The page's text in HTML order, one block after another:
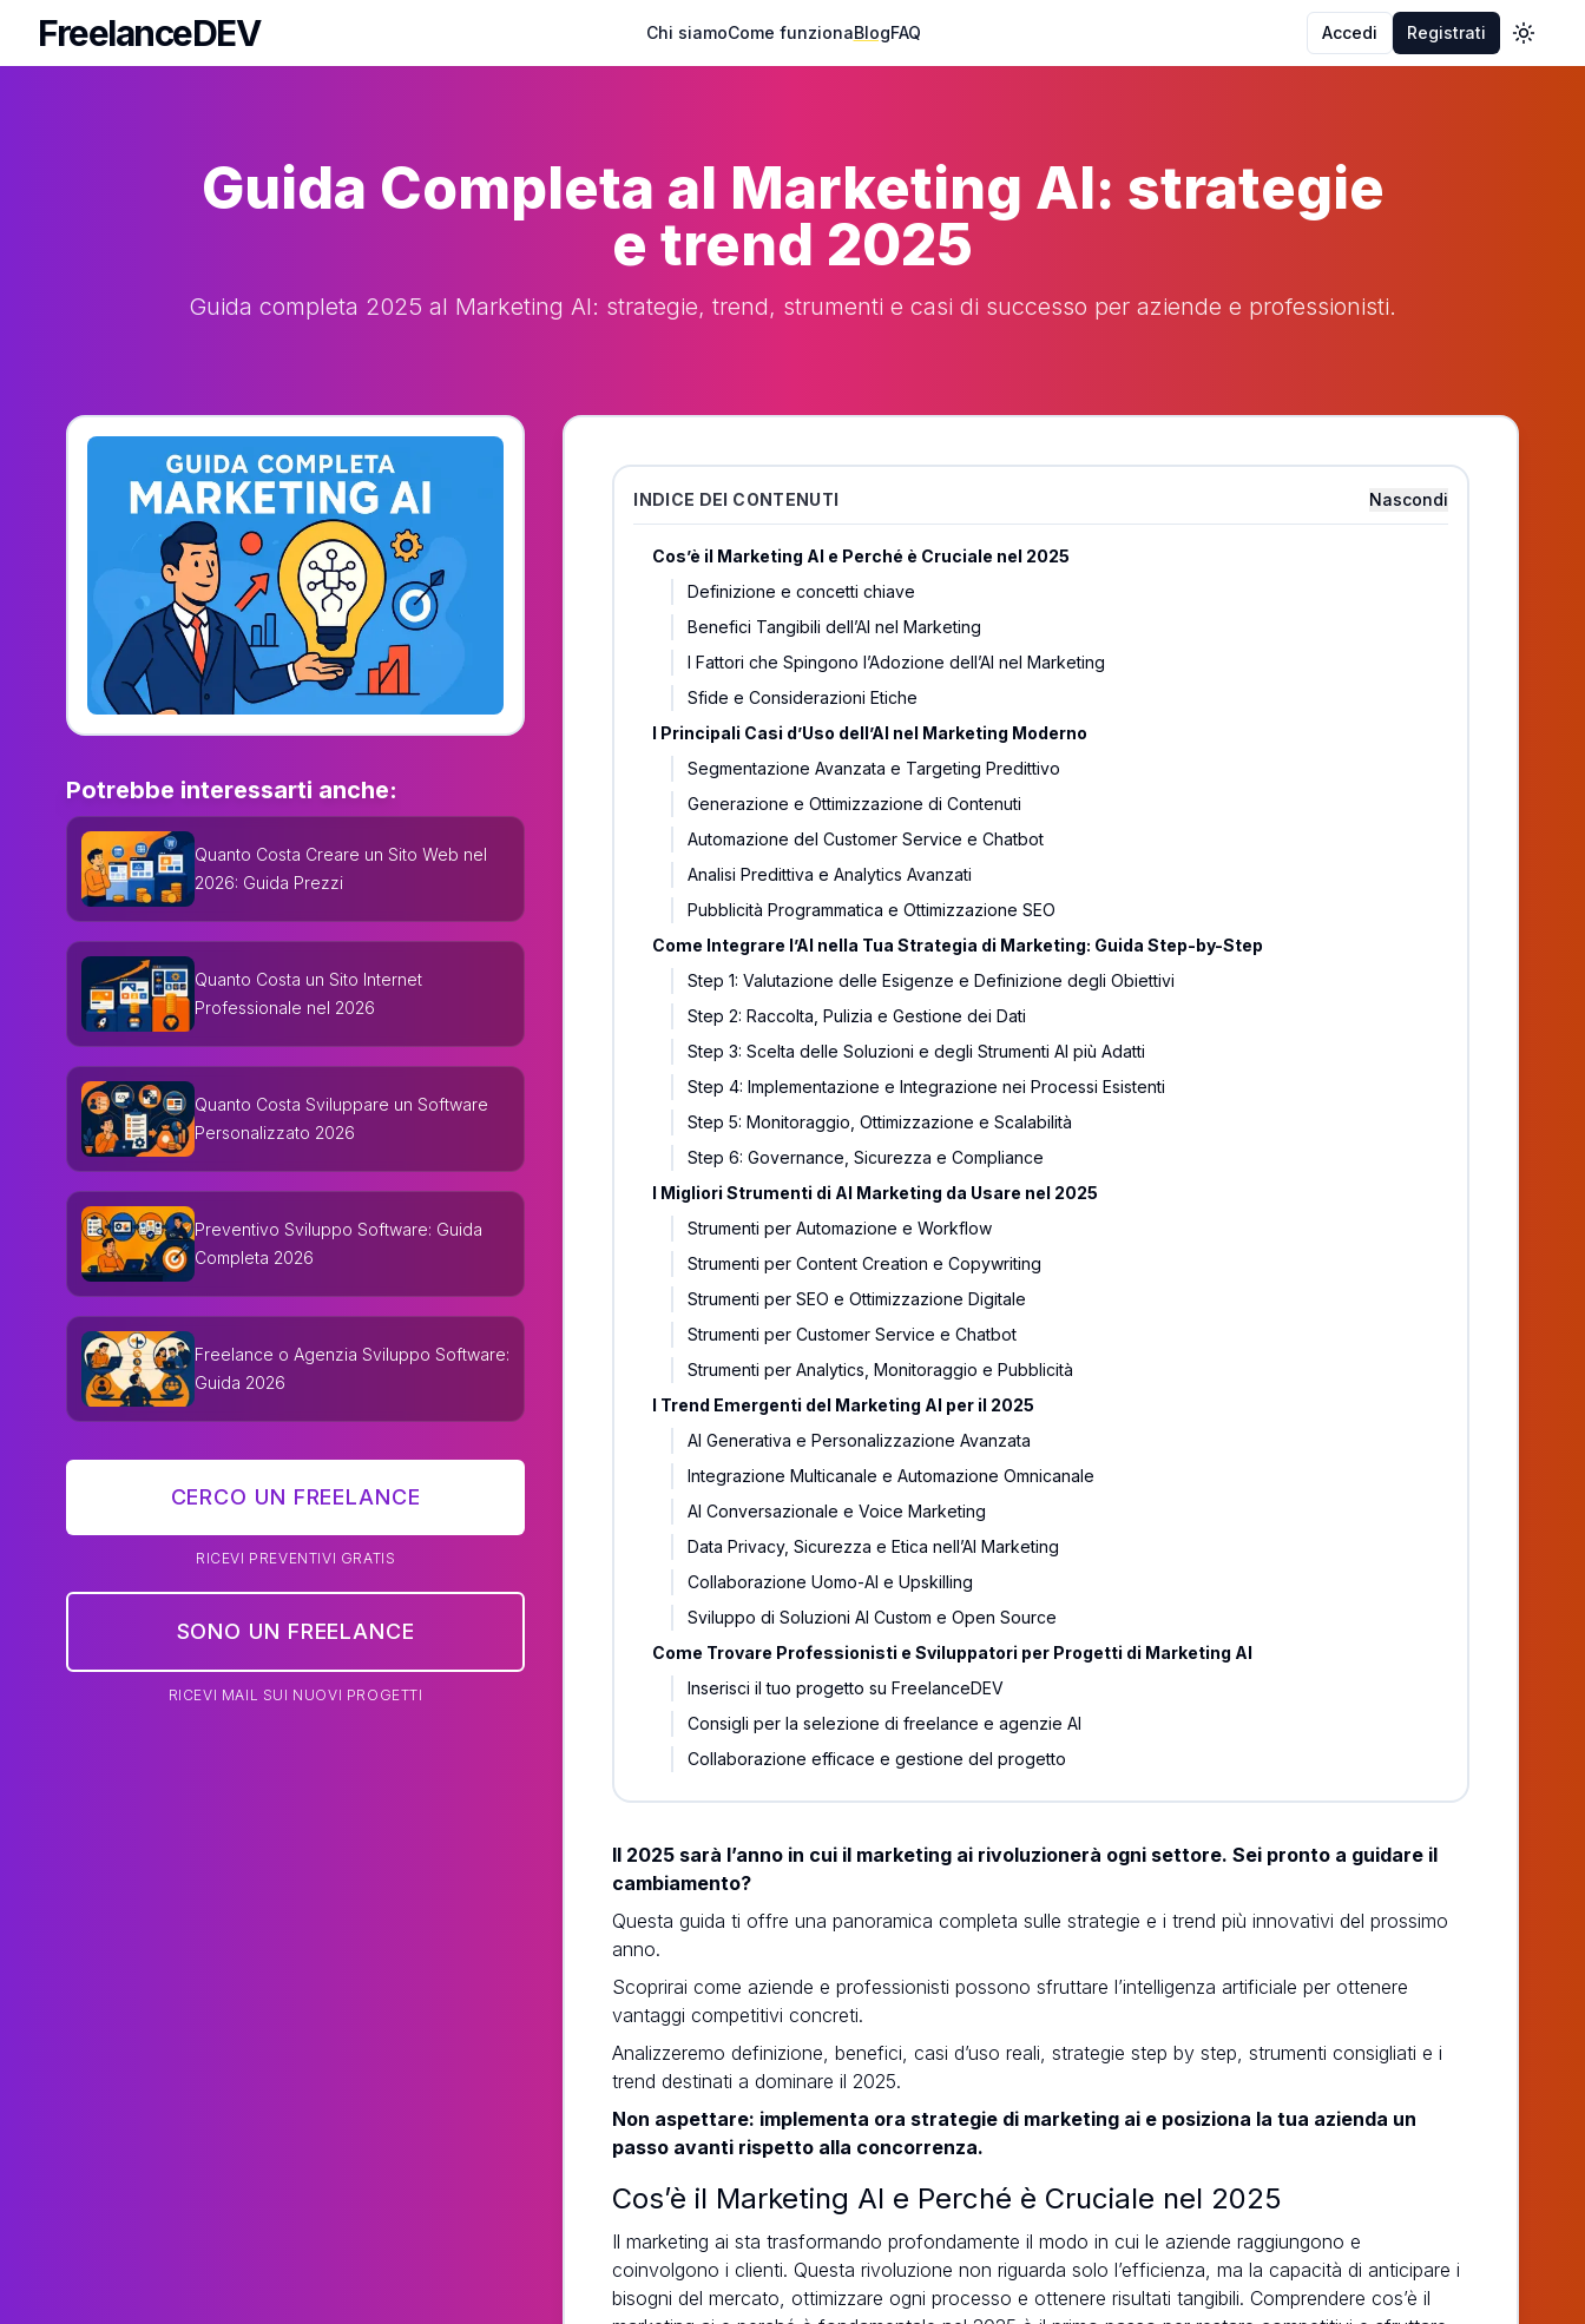
FreelanceDEV
FreelanceDEV
Chi siamoCome funzionaBlogFAQ Accedi Registrati Toggle
Guida Completa al Marketing AI: strategie
e trend 2025
Guida completa 2025 al Marketing AI: strategie, trend, strumenti e casi di successo per aziende e professionisti.
Potrebbe interessarti anche:
Quanto Costa Creare un Sito Web nel
2026: Guida Prezzi
Quanto Costa un Sito Internet
Professionale nel 2026
Quanto Costa Sviluppare un Software
Personalizzato 2026
Preventivo Sviluppo Software: Guida
Completa 2026
Freelance o Agenzia Sviluppo Software:
Guida 2026
CERCO UN FREELANCE
RICEVI PREVENTIVI GRATIS
SONO UN FREELANCE
RICEVI MAIL SUI NUOVI PROGETTI
INDICE DEI CONTENUTI Nascondi
Cos’è il Marketing AI e Perché è Cruciale nel 2025
Definizione e concetti chiave
Benefici Tangibili dell’AI nel Marketing
I Fattori che Spingono l’Adozione dell’AI nel Marketing
Sfide e Considerazioni Etiche
I Principali Casi d’Uso dell’AI nel Marketing Moderno
Segmentazione Avanzata e Targeting Predittivo
Generazione e Ottimizzazione di Contenuti
Automazione del Customer Service e Chatbot
Analisi Predittiva e Analytics Avanzati
Pubblicità Programmatica e Ottimizzazione SEO
Come Integrare l’AI nella Tua Strategia di Marketing: Guida Step-by-Step
Step 1: Valutazione delle Esigenze e Definizione degli Obiettivi
Step 2: Raccolta, Pulizia e Gestione dei Dati
Step 3: Scelta delle Soluzioni e degli Strumenti AI più Adatti
Step 4: Implementazione e Integrazione nei Processi Esistenti
Step 5: Monitoraggio, Ottimizzazione e Scalabilità
Step 6: Governance, Sicurezza e Compliance
I Migliori Strumenti di AI Marketing da Usare nel 2025
Strumenti per Automazione e Workflow
Strumenti per Content Creation e Copywriting
Strumenti per SEO e Ottimizzazione Digitale
Strumenti per Customer Service e Chatbot
Strumenti per Analytics, Monitoraggio e Pubblicità
I Trend Emergenti del Marketing AI per il 2025
AI Generativa e Personalizzazione Avanzata
Integrazione Multicanale e Automazione Omnicanale
AI Conversazionale e Voice Marketing
Data Privacy, Sicurezza e Etica nell’AI Marketing
Collaborazione Uomo-AI e Upskilling
Sviluppo di Soluzioni AI Custom e Open Source
Come Trovare Professionisti e Sviluppatori per Progetti di Marketing AI
Inserisci il tuo progetto su FreelanceDEV
Consigli per la selezione di freelance e agenzie AI
Collaborazione efficace e gestione del progetto
Il 2025 sarà l’anno in cui il marketing ai rivoluzionerà ogni settore. Sei pronto a guidare il
cambiamento?
Questa guida ti offre una panoramica completa sulle strategie e i trend più innovativi del prossimo
anno.
Scoprirai come aziende e professionisti possono sfruttare l’intelligenza artificiale per ottenere
vantaggi competitivi concreti.
Analizzeremo definizione, benefici, casi d’uso reali, strategie step by step, strumenti consigliati e i
trend destinati a dominare il 2025.
Non aspettare: implementa ora strategie di marketing ai e posiziona la tua azienda un
passo avanti rispetto alla concorrenza.
Cos’è il Marketing AI e Perché è Cruciale nel 2025
Il marketing ai sta trasformando profondamente il modo in cui le aziende raggiungono e
coinvolgono i clienti. Questa rivoluzione non riguarda solo l’efficienza, ma la capacità di anticipare i
bisogni del mercato, ottimizzare ogni processo e ottenere risultati tangibili. Comprendere cos’è il